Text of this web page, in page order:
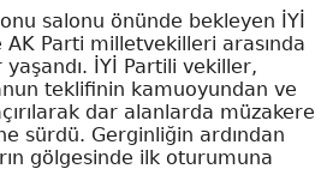
salonu önünde bekleyen İYİ
Parti milletvekilleri arasında
İYİ Partili vekiller,
teklifinin kamuoyundan ve
dar alanlarda müzakere
sürdü. Gerginliğin ardından
gölgesinde ilk oturumuna